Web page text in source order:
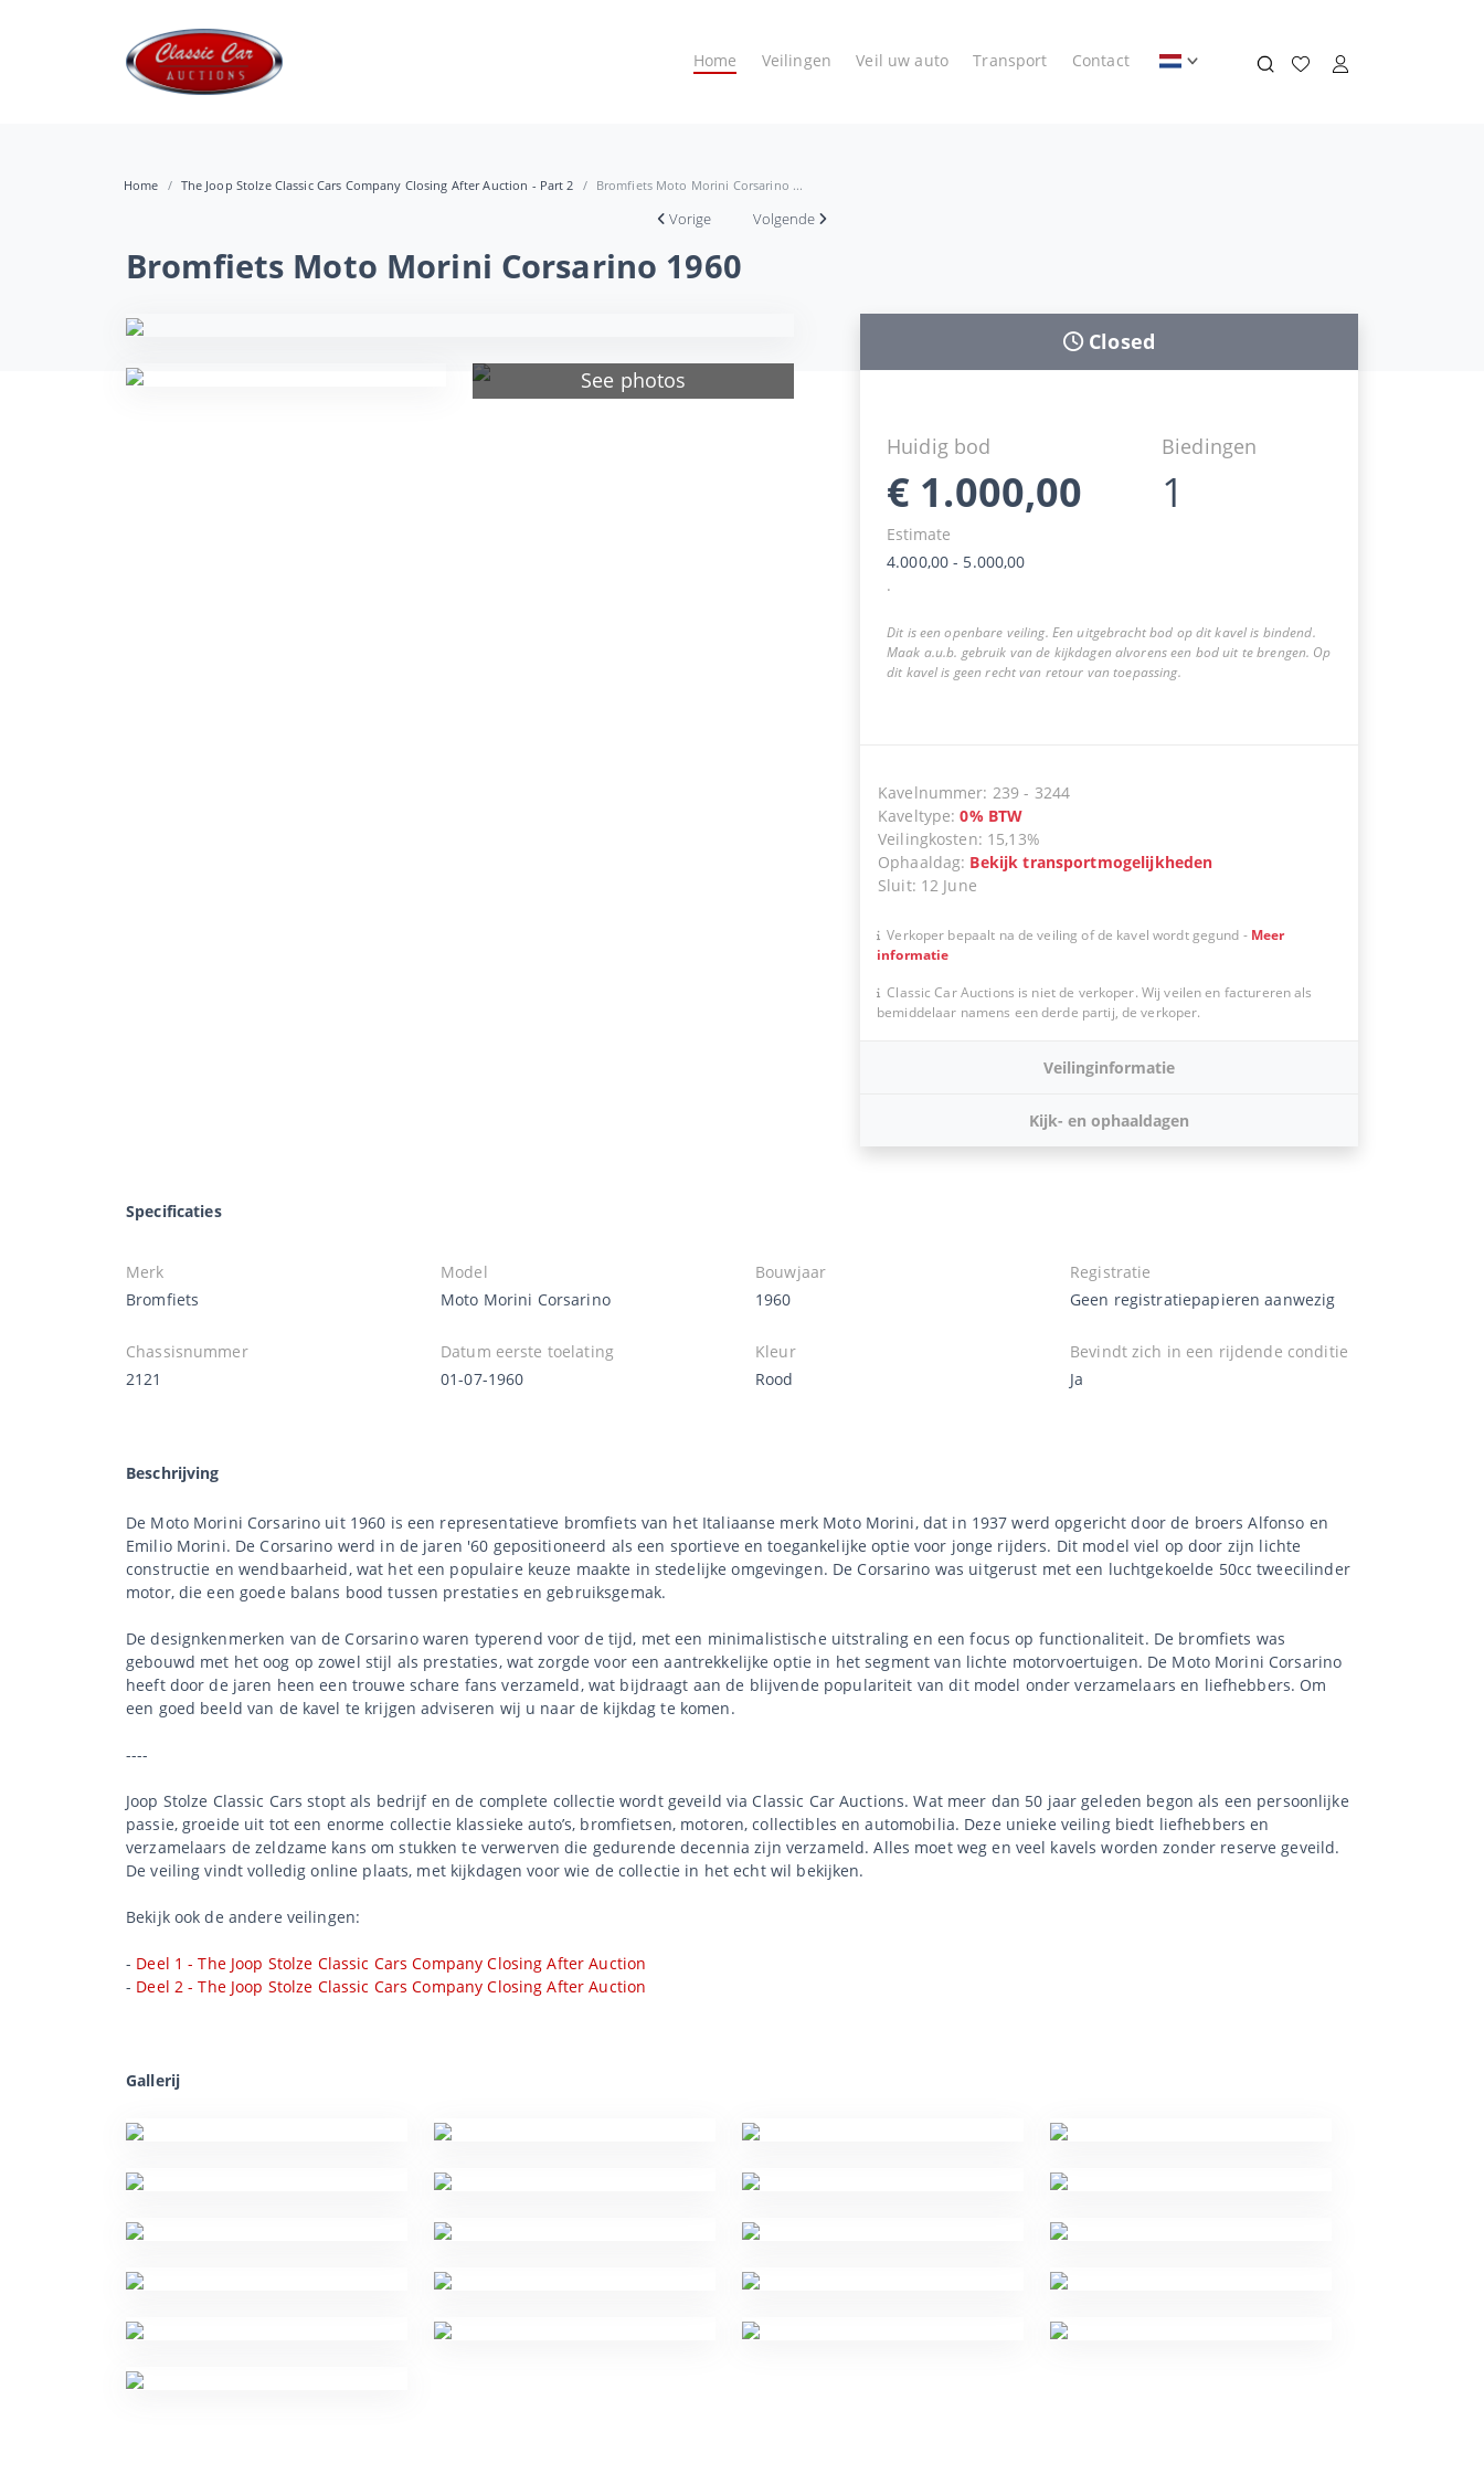
Home Veilingen Veil uw auto Transport Contact
Home The Joop Stolze Classic Cars Company Closing After Auction - Part 2 Bromfiets Moto Morini Corsarino ...
Vorige Volgende
Bromfiets Moto Morini Corsarino 1960
See photos
Closed
Huidig bod
€ 1.000,00
Biedingen
1
Estimate
4.000,00 - 5.000,00
.
Dit is een openbare veiling. Een uitgebracht bod op dit kavel is bindend.
Maak a.u.b. gebruik van de kijkdagen alvorens een bod uit te brengen. Op
dit kavel is geen recht van retour van toepassing.
Kavelnummer: 239 - 3244
Kaveltype:0% BTW
Veilingkosten: 15,13%
Ophaaldag: Bekijk transportmogelijkheden
Sluit: 12 June
Verkoper bepaalt na de veiling of de kavel wordt gegund - Meer
informatie
Classic Car Auctions is niet de verkoper. Wij veilen en factureren als
bemiddelaar namens een derde partij, de verkoper.
Veilinginformatie
Kijk- en ophaaldagen
Specificaties
Merk
Bromfiets
Model
Moto Morini Corsarino
Bouwjaar
1960
Registratie
Geen registratiepapieren aanwezig
Chassisnummer
2121
Datum eerste toelating
01-07-1960
Kleur
Rood
Bevindt zich in een rijdende conditie
Ja
Beschrijving
De Moto Morini Corsarino uit 1960 is een representatieve bromfiets van het Italiaanse merk Moto Morini, dat in 1937 werd opgericht door de broers Alfonso en
Emilio Morini. De Corsarino werd in de jaren '60 gepositioneerd als een sportieve en toegankelijke optie voor jonge rijders. Dit model viel op door zijn lichte
constructie en wendbaarheid, wat het een populaire keuze maakte in stedelijke omgevingen. De Corsarino was uitgerust met een luchtgekoelde 50cc tweecilinder
motor, die een goede balans bood tussen prestaties en gebruiksgemak.
De designkenmerken van de Corsarino waren typerend voor de tijd, met een minimalistische uitstraling en een focus op functionaliteit. De bromfiets was
gebouwd met het oog op zowel stijl als prestaties, wat zorgde voor een aantrekkelijke optie in het segment van lichte motorvoertuigen. De Moto Morini Corsarino
heeft door de jaren heen een trouwe schare fans verzameld, wat bijdraagt aan de blijvende populariteit van dit model onder verzamelaars en liefhebbers. Om
een goed beeld van de kavel te krijgen adviseren wij u naar de kijkdag te komen.
----
Joop Stolze Classic Cars stopt als bedrijf en de complete collectie wordt geveild via Classic Car Auctions. Wat meer dan 50 jaar geleden begon als een persoonlijke
passie, groeide uit tot een enorme collectie klassieke auto’s, bromfietsen, motoren, collectibles en automobilia. Deze unieke veiling biedt liefhebbers en
verzamelaars de zeldzame kans om stukken te verwerven die gedurende decennia zijn verzameld. Alles moet weg en veel kavels worden zonder reserve geveild.
De veiling vindt volledig online plaats, met kijkdagen voor wie de collectie in het echt wil bekijken.
Bekijk ook de andere veilingen:
- Deel 1 - The Joop Stolze Classic Cars Company Closing After Auction
- Deel 2 - The Joop Stolze Classic Cars Company Closing After Auction
Gallerij